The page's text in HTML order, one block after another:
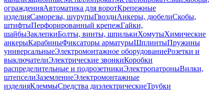
огражденияАвтоматика для воротКрепежные
изделияСаморезы, шурупыГвоздиАнкеры, дюбелиСкобы,
штифтыПерфорированный крепежГайки,
шайбыЗаклепкиБолты, винты, шпилькиХомутыХимические
анкерыКарабиныФиксаторы арматурыШплинтыПружины
универсальныеЭлектромонтажное оборудованиеРозетки и
выключателиЭлектрические звонкиКоробки
распределительные и подрозетникиЭлектропатроныВилки,
штепселиЗаземлениеЭлектромонтажные
изделияКлеммыСредства диэлектрическиеТрубки